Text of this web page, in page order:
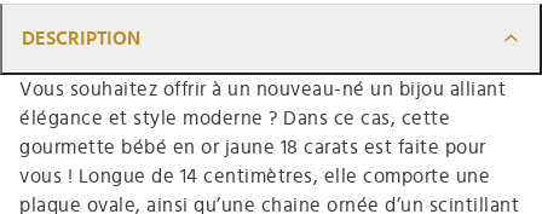
DESCRIPTION
Vous souhaitez offrir à un nouveau-né un bijou alliant
élégance et style moderne ? Dans ce cas, cette
gourmette bébé en or jaune 18 carats est faite pour
vous ! Longue de 14 centimètres, elle comporte une
plaque ovale, ainsi qu’une chaine ornée d’un scintillant